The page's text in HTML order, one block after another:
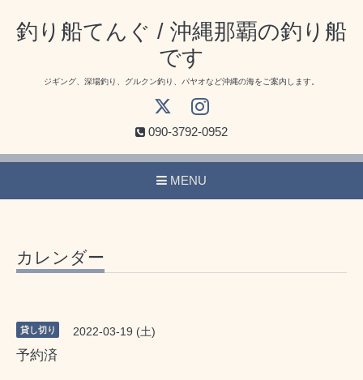
釣り船てんぐ / 沖縄那覇の釣り船
です
ジギング、深場釣り、グルクン釣り、パヤオなど沖縄の海をご案内します。
090-3792-0952
MENU
カレンダー
貸し切り 2022-03-19 (土)
予約済